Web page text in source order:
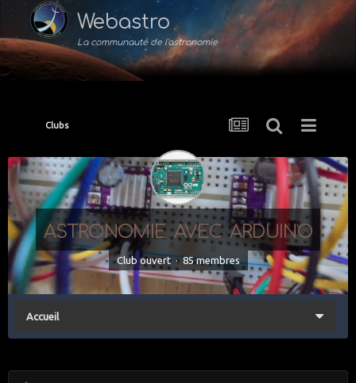
Webastro
La communauté de l'astronomie
Clubs
astronomie avec arduino
Club ouvert · 85 membres
Accueil